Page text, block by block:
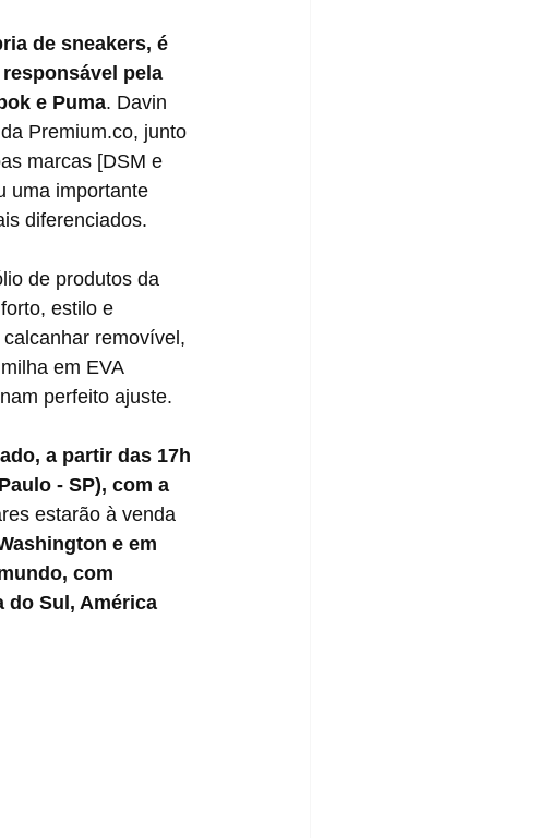
de sneakers, é
pela
e Puma. Davin
Premium.co, junto
marcas [DSM e
uma importante
diferenciados.
estilo e
removível,
em EVA
perfeito ajuste.
a partir das 17h
- SP), com a
estarão à venda
e em
com
do Sul, América